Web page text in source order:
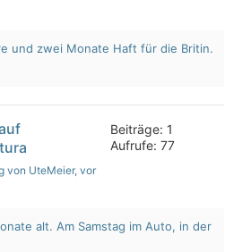
und zwei Monate Haft für die Britin.
von UteMeier, vor
Beiträge: 1
Aufrufe: 77
alt. Am Samstag im Auto, in der